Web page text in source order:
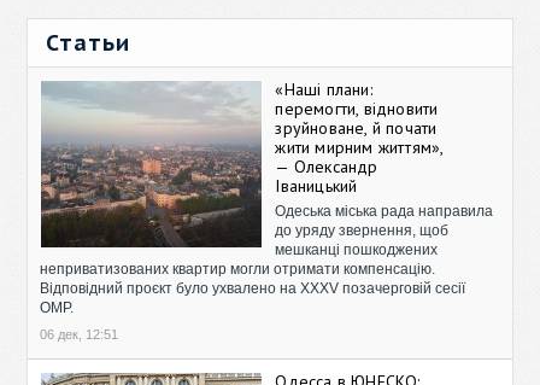
Статьи
«Наші плани:
перемогти, відновити
зруйноване, й почати
жити мирним життям»,
— Олександр
Іваницький
Одеська міська рада направила
до уряду звернення, щоб
мешканці пошкоджених
неприватизованих квартир могли отримати компенсацію.
Відповідний проєкт було ухвалено на XXXV позачерговій сесії
ОМР.
06 дек, 12:51